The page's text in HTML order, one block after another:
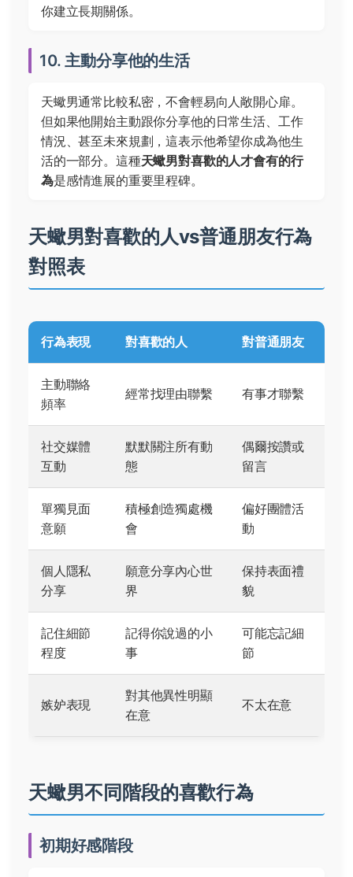
你建立長期關係。
10. 主動分享他的生活
天蠍男通常比較私密，不會輕易向人敞開心扉。
但如果他開始主動跟你分享他的日常生活、工作
情況、甚至未來規劃，這表示他希望你成為他生
活的一部分。這種天蠍男對喜歡的人才會有的行
為是感情進展的重要里程碑。
天蠍男對喜歡的人vs普通朋友行為
對照表
行為表現 對喜歡的人 對普通朋友
主動聯絡
頻率
經常找理由聯繫 有事才聯繫
社交媒體
互動
默默關注所有動
態
偶爾按讚或
留言
單獨見面
意願
積極創造獨處機
會
偏好團體活
動
個人隱私
分享
願意分享內心世
界
保持表面禮
貌
記住細節
程度
記得你說過的小
事
可能忘記細
節
嫉妒表現
對其他異性明顯
在意
不太在意
天蠍男不同階段的喜歡行為
初期好感階段